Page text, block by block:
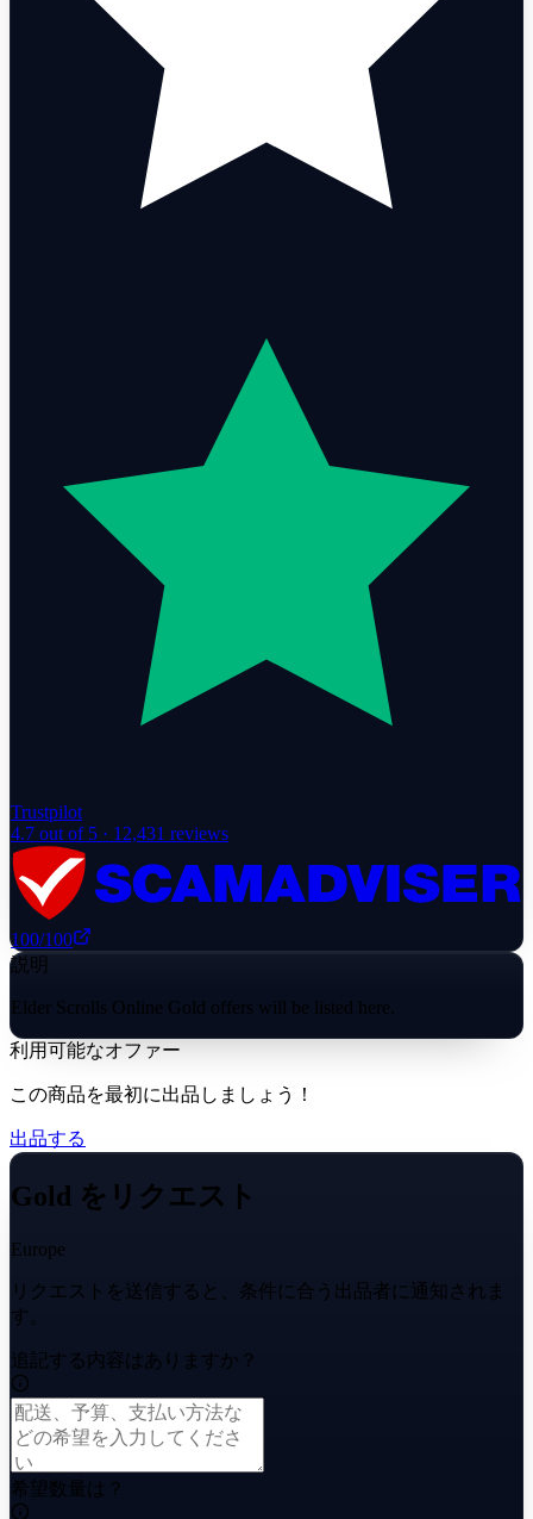
Trustpilot
4.7 out of 5 · 12,431 reviews
100/100
説明
Elder Scrolls Online Gold offers will be listed here.
利用可能なオファー
この商品を最初に出品しましょう！
出品する
Gold をリクエスト
Europe
リクエストを送信すると、条件に合う出品者に通知されま
す。
追記する内容はありますか？
希望数量は？